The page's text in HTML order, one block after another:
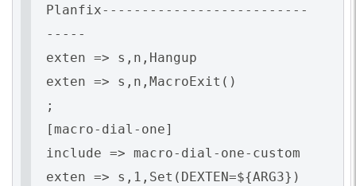
Planfix--------------------------
-----
exten => s,n,Hangup
exten => s,n,MacroExit()
;
[macro-dial-one]
include => macro-dial-one-custom
exten => s,1,Set(DEXTEN=${ARG3})